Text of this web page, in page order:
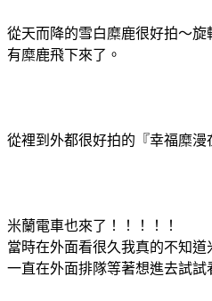
從天而降的雪白糜鹿很好拍～
有糜鹿飛下來了。
從裡到外都很好拍的『幸福糜漫
米蘭電車也來了！！！！！
當時在外面看很久我真的不知
一直在外面排隊等著想進去試試